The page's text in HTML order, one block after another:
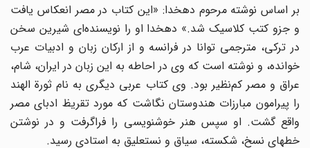
بر اساس نوشته مرحوم دهخدا: «این کتاب در مصر انعکاس یافت
و جزو کتب کلاسیک شد.» دهخدا او را نویسنده‌ای‌ شیرین‌ سخن‌
در ترکى‌، مترجمى‌ توانا در فرانسه‌ و از ارکان‌ زبان‌ و ادبیات‌ عرب‌
خوانده‌، و نوشته‌ است‌ که‌ وی‌ در احاطه‌ به‌ این‌ زبان‌ در ایران‌، شام‌،
عراق‌ و مصر کم‌نظیر بود. وی کتاب عربی دیگری به نام ثورة‌ الهند
را پیرامون مبارزات هندوستان نگاشت که مورد تقریظ ادبای مصر
واقع گشت. او سپس هنر خوشنویسی را فراگرفت و در نوشتن
خطهای نسخ، شکسته، سیاق و نستعلیق به استادی رسید.